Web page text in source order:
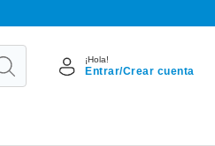
¡Hola!
Entrar/Crear cuenta